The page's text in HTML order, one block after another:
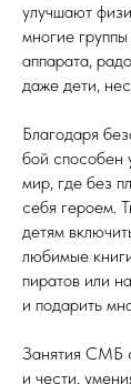
улучшают
многие
аппарата,
даже дети,
Благодаря
бой способен
мир, где без
себя героем.
детям
любимые
пиратов или
и подарить
Занятия СМБ
и чести,